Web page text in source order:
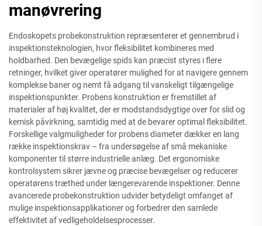
manøvrering
Endoskopets probekonstruktion repræsenterer et gennembrud i
inspektionsteknologien, hvor fleksibilitet kombineres med
holdbarhed. Den bevægelige spids kan præcist styres i flere
retninger, hvilket giver operatører mulighed for at navigere gennem
komplekse baner og nemt få adgang til vanskeligt tilgængelige
inspektionspunkter. Probens konstruktion er fremstillet af
materialer af høj kvalitet, der er modstandsdygtige over for slid og
kemisk påvirkning, samtidig med at de bevarer optimal fleksibilitet.
Forskellige valgmuligheder for probens diameter dækker en lang
række inspektionskrav – fra undersøgelse af små mekaniske
komponenter til større industrielle anlæg. Det ergonomiske
kontrolsystem sikrer jævne og præcise bevægelser og reducerer
operatørens træthed under længerevarende inspektioner. Denne
avancerede probekonstruktion udvider betydeligt omfanget af
mulige inspektionsapplikationer og forbedrer den samlede
effektivitet af vedligeholdelsesprocesser.